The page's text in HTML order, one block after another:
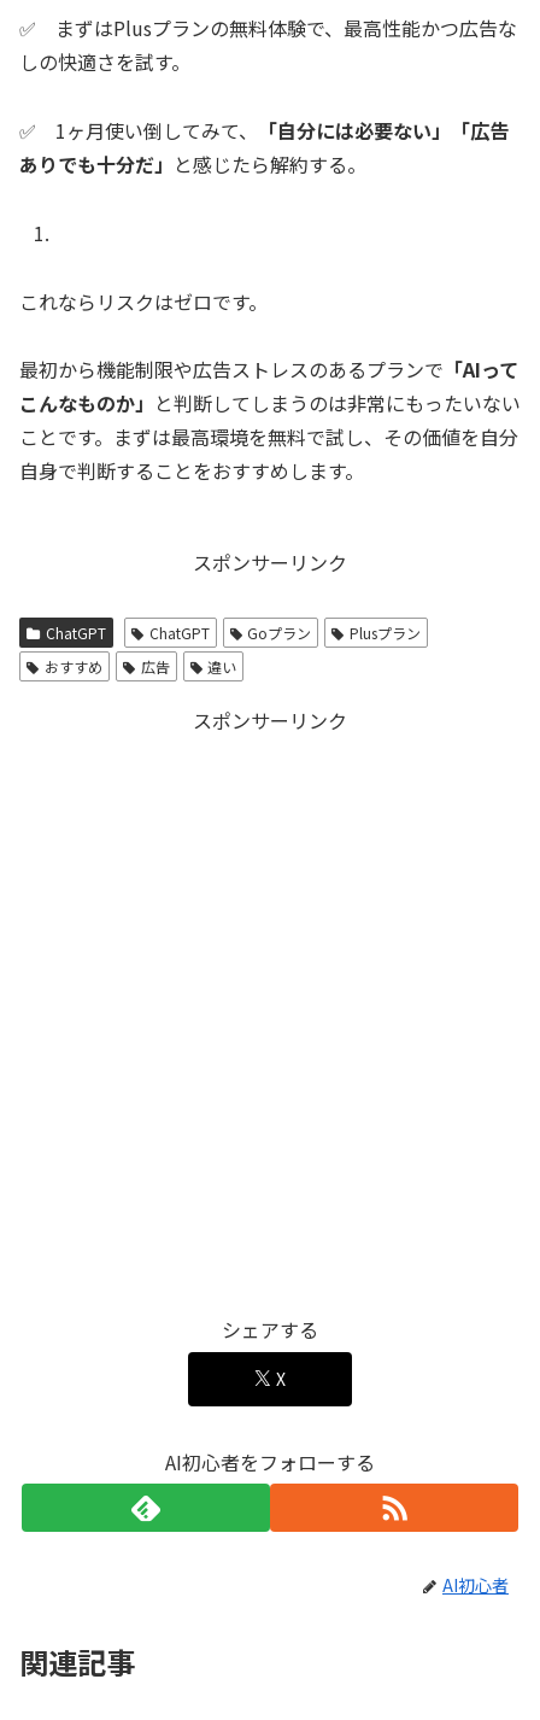
✅️ まずはPlusプランの無料体験で、最高性能かつ広告な
しの快適さを試す。
✅️ 1ヶ月使い倒してみて、
「自分には必要ない」「広告
ありでも十分だ」 と感じたら解約する。
これならリスクはゼロです。
最初から機能制限や広告ストレスのあるプランで 「AIって
こんなものか」 と判断してしまうのは非常にもったいない
ことです。まずは最高環境を無料で試し、その価値を自分
自身で判断することをおすすめします。
スポンサーリンク
ChatGPT ChatGPT Goプラン
Plusプラン
おすすめ
広告 違い
スポンサーリンク
シェアする
X
AI初心者をフォローする
AI初心者
関連記事